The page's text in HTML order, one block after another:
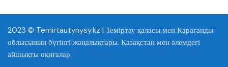
2023 © Temirtautynysy.kz | Теміртау қаласы мен Қарағанды
облысының бүгінгі жаңалықтары. Қазақстан мен әлемдегі
айшықты оқиғалар.